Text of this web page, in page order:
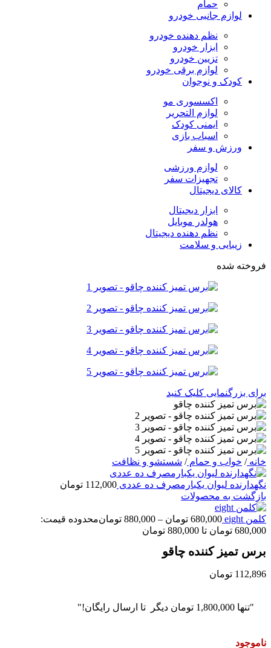
حمام
لوازم جانبی خودرو
نظم دهنده خودرو
ابزار خودرو
تزیین خودرو
لوازم برقی خودرو
کودک و نوجوان
اکسسوری مو
لوازم التحریر
ایمنی کودک
اسباب بازی
ورزش و سفر
لوازم ورزشی
تجهیزات سفر
کالای دیجیتال
ابزار دیجیتال
هولدر موبایل
نظم دهنده دیجیتال
زیبایی و سلامت
فروخته شده
برای بزرگنمایی کلیک کنید
خانه/ خواب و حمام/ شستشو و نظافت
نگهدارنده لیوان یکبارمصرف ده عددی 112,000 تومان
بازگشت به محصولات
کلمن eight 680,000 تومان –
880,000 تومانمحدوده قیمت:
680,000 تومان تا 880,000 تومان
برس تمیز کننده چاقو
112,896 تومان
"تنها 1,800,000 تومان دیگر تا ارسال رایگان!"
ناموجود